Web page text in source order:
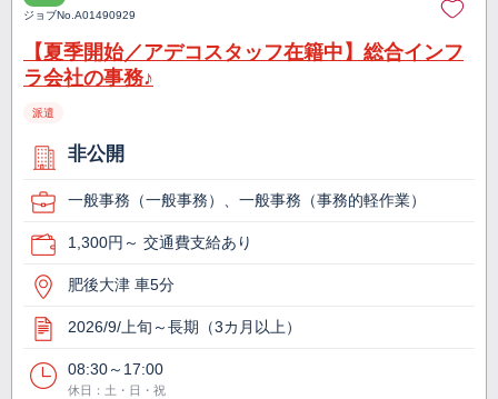
ジョブNo.A01490929
【夏季開始／アデコスタッフ在籍中】総合インフ
ラ会社の事務♪
派遣
非公開
一般事務（一般事務）、一般事務（事務的軽作業）
1,300円～ 交通費支給あり
肥後大津 車5分
2026/9/上旬～長期（3カ月以上）
08:30～17:00
休日：土・日・祝